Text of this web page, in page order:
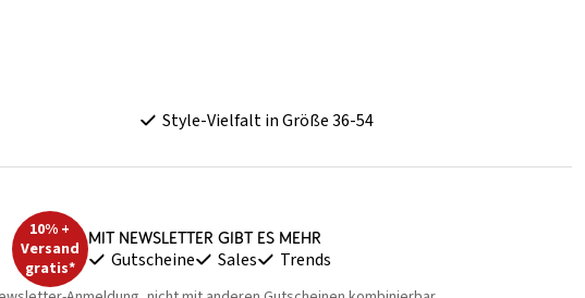
Style-Vielfalt in Größe 36-54
10% +
Versand
gratis*
Mit Newsletter gibt es mehr
Gutscheine Sales Trends